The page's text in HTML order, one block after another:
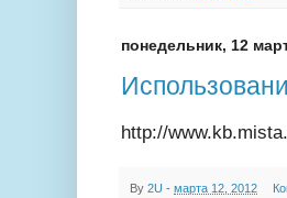
понедельник, 12
http://
By 2U - марта 12, 2012